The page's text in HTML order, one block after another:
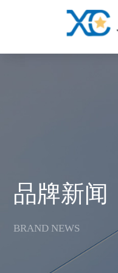
品牌新闻
BRAND NEWS